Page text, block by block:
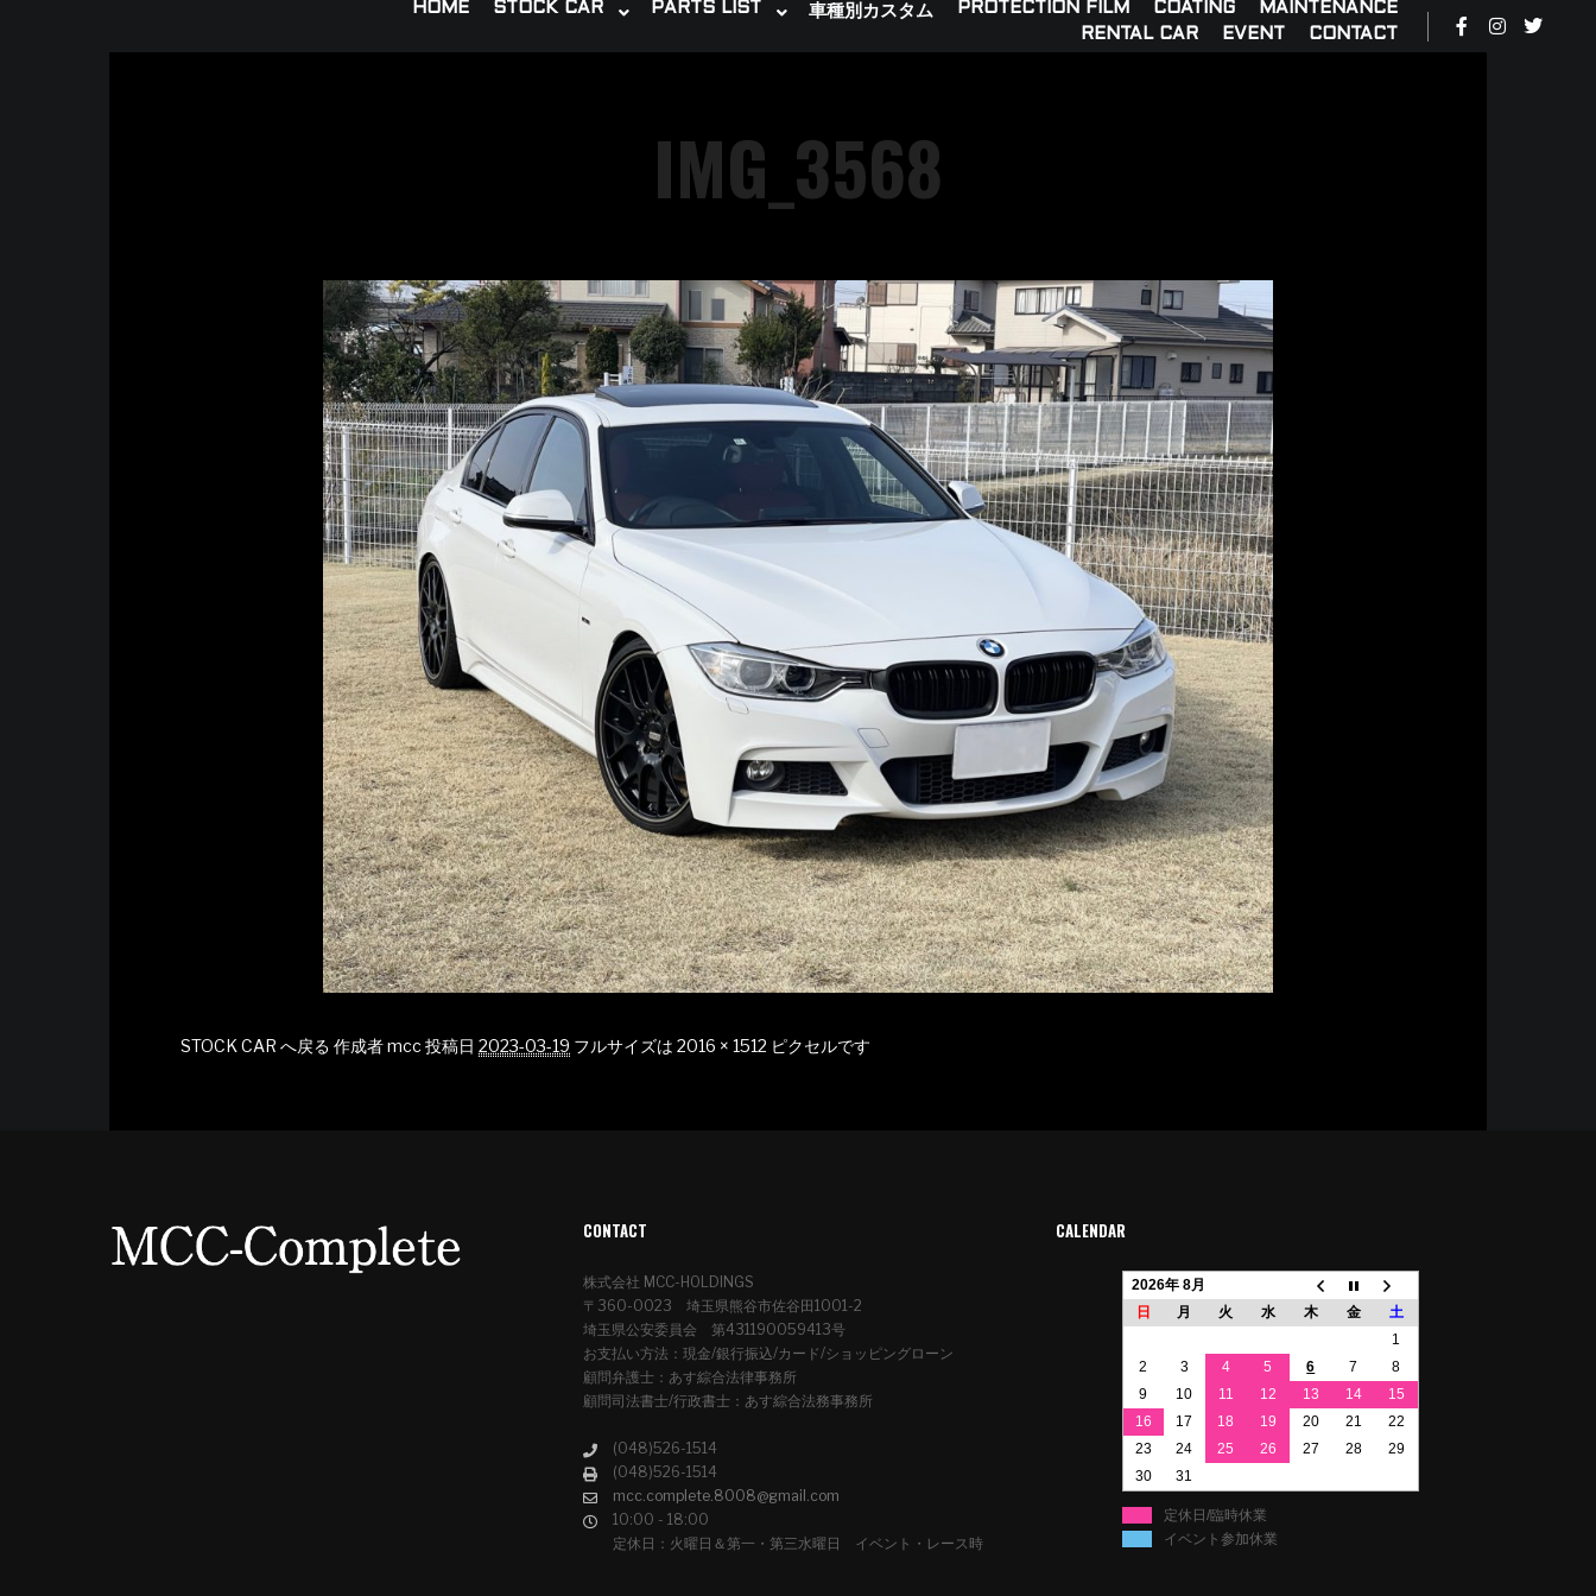
HOME STOCK CAR PARTS LIST 車種別カスタム PROTECTION FILM COATING
MAINTENANCE
RENTAL CAR
EVENT CONTACT
IMG_3568
STOCK CAR へ戻る 作成者mcc投稿日 2023-03-19 フルサイズは 2016 × 1512 ピクセルです
CONTACT
株式会社 MCC-HOLDINGS
〒360-0023 埼玉県熊谷市佐谷田1001-2
埼玉県公安委員会 第431190059413号
お支払い方法：現金/銀行振込/カード/ショッピングローン
顧問弁護士：あす綜合法律事務所
顧問司法書士/行政書士：あす綜合法務事務所
(048)526-1514
(048)526-1514
mcc.complete.8008@gmail.com
10:00 - 18:00
定休日：火曜日＆第一・第三水曜日 イベント・レース時
CALENDAR
2026年 8月
日
月 火 水 木 金
土
1
2
3 4 5 6 7
8
9
10 11 12 13 14
15
16
17 18 19 20 21
22
23
24 25 26 27 28
29
30
31
定休日/臨時休業
イベント参加休業